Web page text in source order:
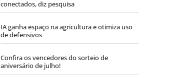
conectados, diz pesquisa
IA ganha espaço na agricultura e otimiza uso
de defensivos
Confira os vencedores do sorteio de
aniversário de julho!